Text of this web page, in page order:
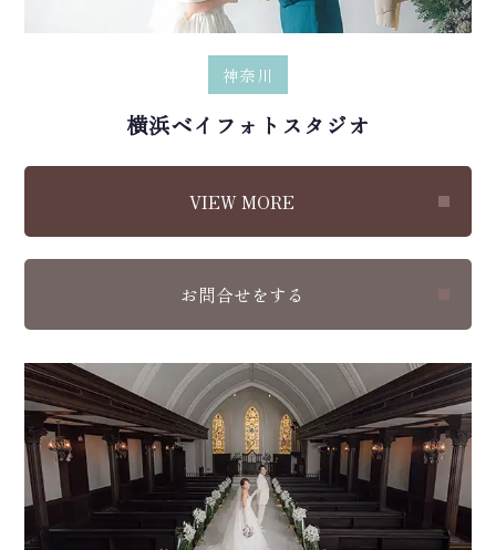
神奈川
横浜ベイフォトスタジオ
VIEW MORE
お問合せをする